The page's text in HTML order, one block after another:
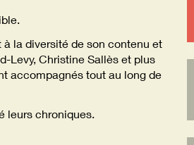
la diversité de son contenu et
Levy, Christine Sallès et plus
accompagnés tout au long de
leurs chroniques.